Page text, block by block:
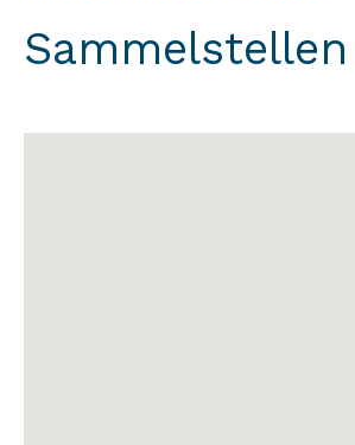
Sammelstellen